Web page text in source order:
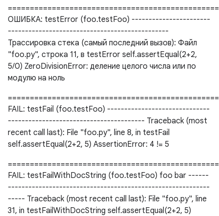
ОШИБКА: testError (foo.testFoo) -----------------------
-----------------------------------------------
Трассировка стека (самый последний вызов): Файл
"foo.py", строка 11, в testError self.assertEqual(2+2,
5/0) ZeroDivisionError: деление целого числа или по
модулю на ноль
FAIL: testFail (foo.testFoo) ------------------------------
---------------------------------------- Traceback (most
recent call last): File "foo.py", line 8, in testFail
self.assertEqual(2+2, 5) AssertionError: 4 != 5
FAIL: testFailWithDocString (foo.testFoo) foo bar ------
-----------------------------------------------------------
----- Traceback (most recent call last): File "foo.py", line
31, in testFailWithDocString self.assertEqual(2+2, 5)